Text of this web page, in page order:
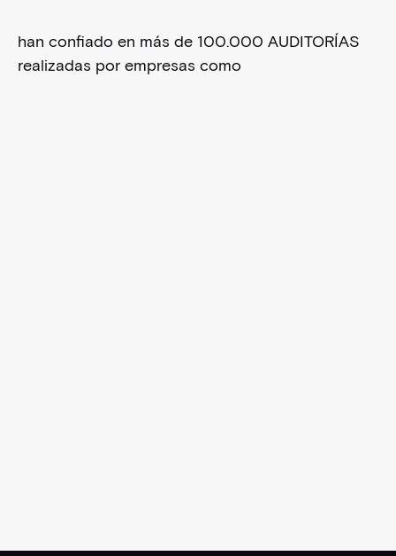
han confiado en más de 100.000 AUDITORÍAS
realizadas por empresas como